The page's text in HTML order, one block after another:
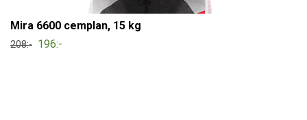
Mira 6600 cemplan, 15 kg
208:- 196:-